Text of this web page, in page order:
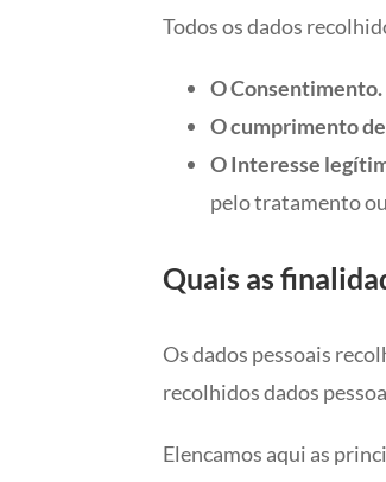
Todos os dados
O Consentimento.
O cumprimento
O Interesse
pelo tratamento
Quais as
Os dados pessoais
recolhidos dados
Elencamos aqui as